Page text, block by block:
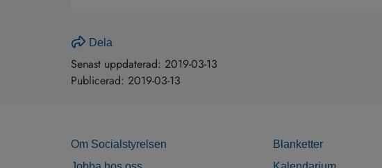
Dela
Senast uppdaterad: 2019-03-13
Publicerad: 2019-03-13
Om Socialstyrelsen
Blanketter